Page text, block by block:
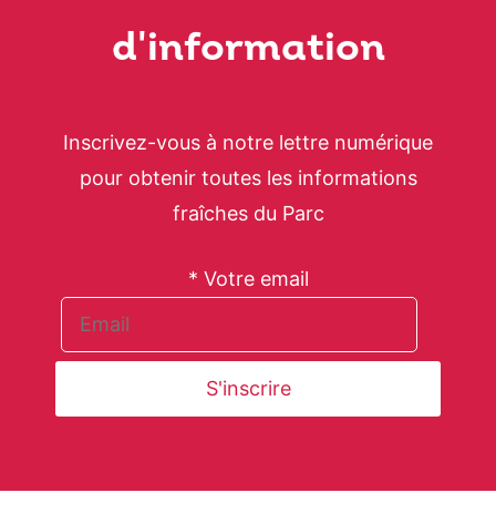
d'information
Inscrivez-vous à notre lettre numérique
pour obtenir toutes les informations
fraîches du Parc
* Votre email